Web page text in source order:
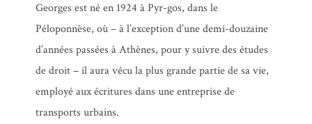
Georges est né en 1924 à Pyr-gos, dans le
Péloponnèse, où – à l’exception d’une demi-douzaine
d’années passées à Athènes, pour y suivre des études
de droit – il aura vécu la plus grande partie de sa vie,
employé aux écritures dans une entreprise de
transports urbains.